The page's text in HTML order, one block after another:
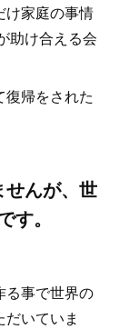
け家庭の事情
助け合える会
帰をされた
んが、世
。
る事で世界の
いていま